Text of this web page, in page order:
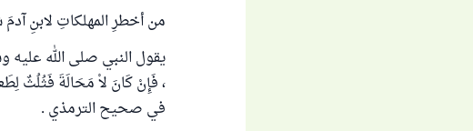
من أخطرِ المهلكاتِ لابنِ
يقول النبي صلى الله
في صحيح الترمذي .